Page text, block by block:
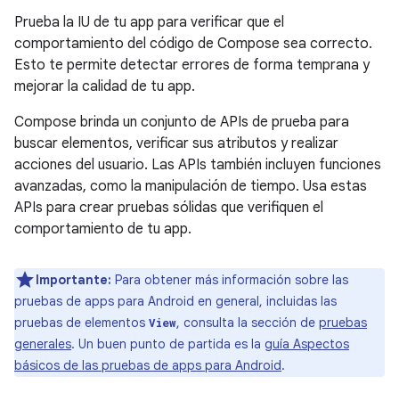
Prueba la IU de tu app para verificar que el
comportamiento del código de Compose sea correcto.
Esto te permite detectar errores de forma temprana y
mejorar la calidad de tu app.
Compose brinda un conjunto de APIs de prueba para
buscar elementos, verificar sus atributos y realizar
acciones del usuario. Las APIs también incluyen funciones
avanzadas, como la manipulación de tiempo. Usa estas
APIs para crear pruebas sólidas que verifiquen el
comportamiento de tu app.
Importante: Para obtener más información sobre las
pruebas de apps para Android en general, incluidas las
pruebas de elementos View, consulta la sección de pruebas
generales. Un buen punto de partida es la guía Aspectos
básicos de las pruebas de apps para Android.